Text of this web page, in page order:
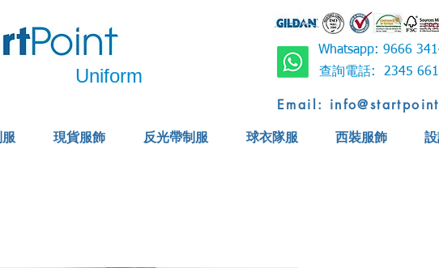
Whatsapp: 9666
現貨服飾 反光帶制服 球衣隊服 西裝服飾
Uniform
Email:
查詢電話: 2345